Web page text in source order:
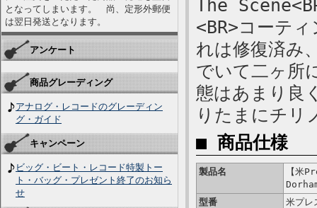
となってしまいます。 尚、定形外郵便
は翌日発送となります。
アンケート
商品グレーディング
アナログ・レコードのグレーディン
グ・ガイド
キャンペーン
ビッグ・ビート・レコード特製トー
ト・バッグ・プレゼント終了のお知ら
せ
The
<BR>コーテ
れは修復済み
でいて二ヶ所
態はあまり良
りたまにチリ
■ 商品仕様
製品名
【米
型番
米プレ